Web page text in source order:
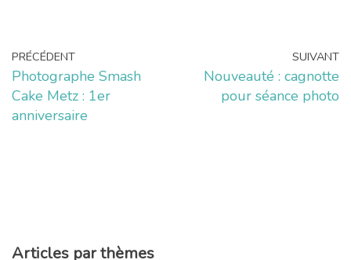
PRÉCÉDENT
Photographe Smash
Cake Metz : 1er
anniversaire
SUIVANT
Nouveauté : cagnotte
pour séance photo
Articles par thèmes